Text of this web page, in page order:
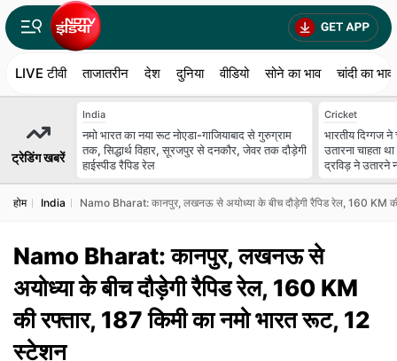
LIVE टीवी ताजातरीन देश दुनिया वीडियो सोने का भाव चांदी का भाव
ट्रेडिंग खबरें
India
नमो भारत का नया रूट नोएडा-गाजियाबाद से गुरुग्राम
तक, सिद्धार्थ विहार, सूरजपुर से दनकौर, जेवर तक दौड़ेगी
हाईस्पीड रैपिड रेल
Cricket
भारतीय दिग्गज ने
उतारना चाहता
द्रविड़ ने उतारने
होम India Namo Bharat: कानपुर, लखनऊ से अयोध्या के बीच दौड़ेगी रैपिड रेल, 160 KM
Namo Bharat: कानपुर, लखनऊ से
अयोध्या के बीच दौड़ेगी रैपिड रेल, 160 KM
की रफ्तार, 187 किमी का नमो भारत रूट, 12
स्टेशन